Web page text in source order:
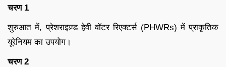
चरण 1
शुरुआत में, प्रेशराइज़्ड हेवी वॉटर रिएक्टर्स (PHWRs) में प्राकृतिक
यूरेनियम का उपयोग।
चरण 2